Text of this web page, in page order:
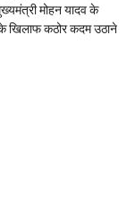
मोहन यादव के
के खिलाफ कठोर कदम उठाने